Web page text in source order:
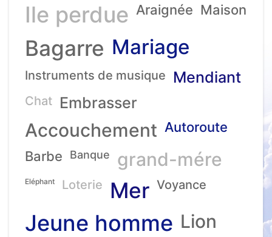
Ile perdue Araignée Maison
Bagarre Mariage
Instruments de musique Mendiant
Chat Embrasser
Accouchement Autoroute
Barbe
Banque grand-mére
Eléphant Loterie Mer Voyance
Jeune homme Lion